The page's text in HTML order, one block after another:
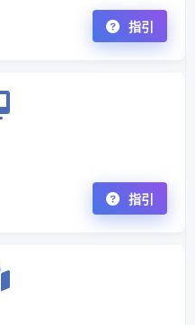
指引
指引